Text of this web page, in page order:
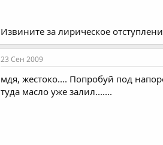
Извините за лирическое
23 Сен 2009
мдя, жестоко.... Попробуй под
туда масло уже залил.......